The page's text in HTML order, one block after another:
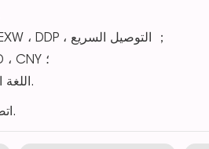
شروط التسليم المقبولة: FOB ، CIF ، EXW ، DDP ، التوصيل السريع ；
عملة الدفع المقبولة: USD ، EUR ، AUD ، CNY ؛
اللغة المنطوقة: الإنجليزية والصينية والإسبانية.
اتصل بنا لبدء طلب البالون المخصص الخاص بك.